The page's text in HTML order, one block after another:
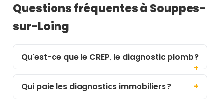
Questions fréquentes à Souppes-
sur-Loing
Qu'est-ce que le CREP, le diagnostic plomb ?
Qui paie les diagnostics immobiliers ?